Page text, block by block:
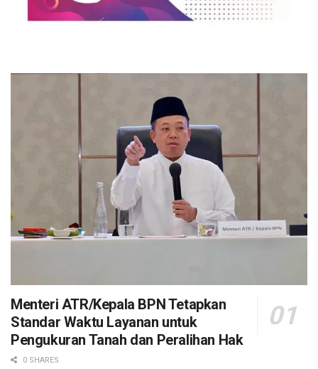
Menteri ATR/Kepala BPN Tetapkan
Standar Waktu Layanan untuk
Pengukuran Tanah dan Peralihan Hak
0 SHARES